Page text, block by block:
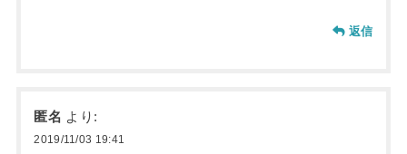
返信
匿名 より:
2019/11/03 19:41